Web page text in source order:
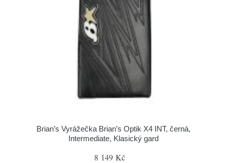
Brian’s Vyrážečka Brian’s Optik X4 INT, černá,
Intermediate, Klasický gard
8 149 Kč